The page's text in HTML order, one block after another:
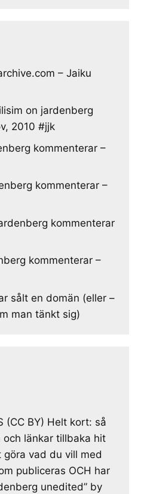
– Jaiku
on jardenberg
2010 #jjk
kommenterar –
kommenterar –
kommenterar
kommenterar –
sålt en domän (eller –
man tänkt sig)
(CC BY) Helt kort: så
och länkar tillbaka hit
vad du vill med
publiceras OCH har
unedited” by